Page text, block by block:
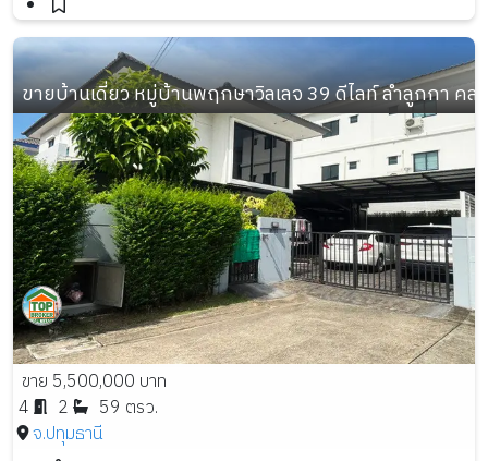
ขายบ้านเดี่ยว หมู่บ้านพฤกษาวิลเลจ 39 ดีไลท์ ลำลูกกา คล
ขาย 5,500,000 บาท
4
2
59 ตรว.
จ.ปทุมธานี